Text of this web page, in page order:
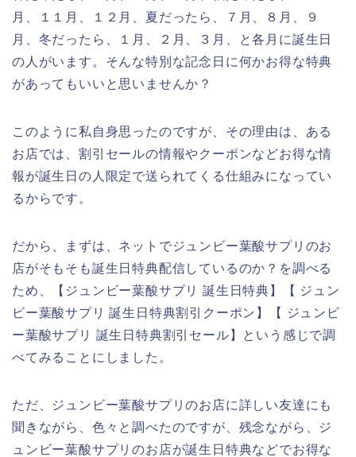
月、１１月、１２月、夏だったら、７月、８月、９
月、冬だったら、１月、２月、３月、と各月に誕生日
の人がいます。そんな特別な記念日に何かお得な特典
があってもいいと思いませんか？
このように私自身思ったのですが、その理由は、ある
お店では、割引セールの情報やクーポンなどお得な情
報が誕生日の人限定で送られてくる仕組みになってい
るからです。
だから、まずは、ネットでジュンビー葉酸サプリのお
店がそもそも誕生日特典配信しているのか？を調べる
ため、【ジュンビー葉酸サプリ 誕生日特典】【 ジュン
ビー葉酸サプリ 誕生日特典割引クーポン】【 ジュンビ
ー葉酸サプリ 誕生日特典割引セール】という感じで調
べてみることにしました。
ただ、ジュンビー葉酸サプリのお店に詳しい友達にも
聞きながら、色々と調べたのですが、残念ながら、ジ
ュンビー葉酸サプリのお店が誕生日特典などでお得な